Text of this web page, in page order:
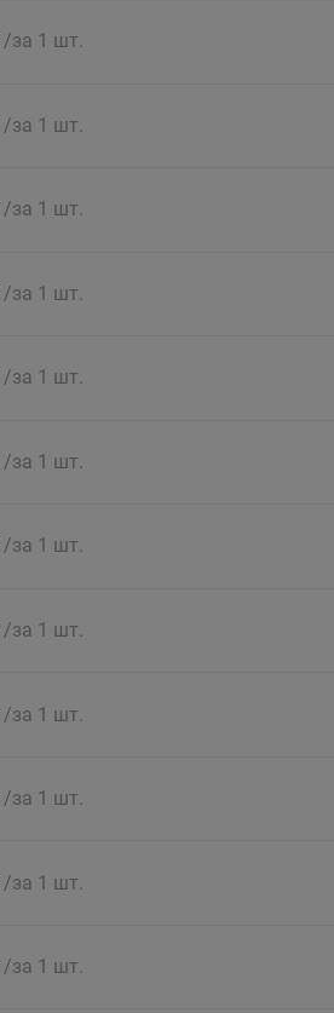
/за 1 шт.
/за 1 шт.
/за 1 шт.
/за 1 шт.
/за 1 шт.
/за 1 шт.
/за 1 шт.
/за 1 шт.
/за 1 шт.
/за 1 шт.
/за 1 шт.
/за 1 шт.